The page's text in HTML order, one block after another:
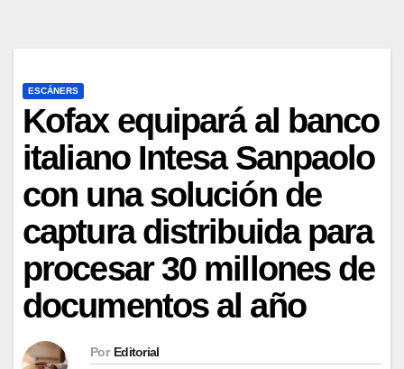
ESCÁNERS
Kofax equipará al banco
italiano Intesa Sanpaolo
con una solución de
captura distribuida para
procesar 30 millones de
documentos al año
Por Editorial